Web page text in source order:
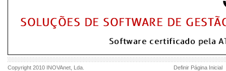
Copyright 2010 INOVAnet , Lda. Definir Página Inicial